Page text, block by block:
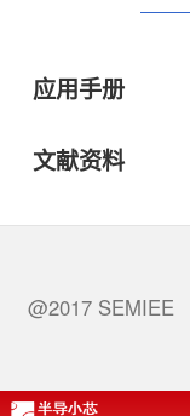
应用手册
文献资料
@2017 SEMIEE